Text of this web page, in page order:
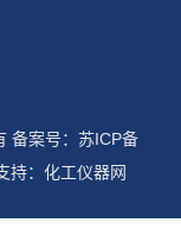
案号： 苏ICP备
： 化工仪器网